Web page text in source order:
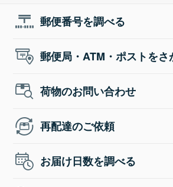
郵便番号を調べる
郵便局・ATM・ポストをさ
荷物のお問い合わせ
再配達のご依頼
お届け日数を調べる